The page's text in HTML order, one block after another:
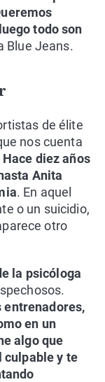
todo son
Blue Jeans.
de élite
nos cuenta
Hace diez años
Anita
. En aquel
o un suicidio,
otro
la psicóloga
entrenadores,
en un
algo que
culpable y te